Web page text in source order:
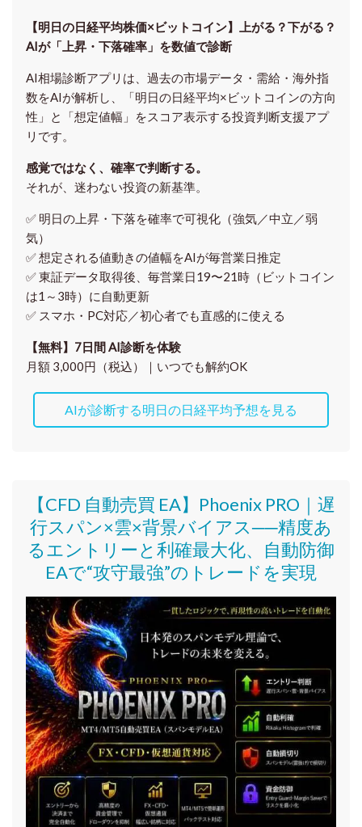
【明日の⽇経平均株価×ビットコイン】上がる？下がる？
AIが「上昇・下落確率」を数値で診断
AI相場診断アプリは、過去の市場データ・需給・海外指
数をAIが解析し、「明日の日経平均×ビットコインの方向
性」と「想定値幅」をスコア表示する投資判断支援アプ
リです。
感覚ではなく、確率で判断する。
それが、迷わない投資の新基準。
✅ 明日の上昇・下落を確率で可視化（強気／中立／弱
気）
✅ 想定される値動きの値幅をAIが毎営業日推定
✅ 東証データ取得後、 毎営業日19〜21時（ビットコイン
は1～3時）に自動更新
✅ スマホ・PC対応／初心者でも直感的に使える
【無料】7日間 AI診断を体験
月額 3,000円（税込）｜いつでも解約OK
AIが診断する明日の日経平均予想を見る
【CFD 自動売買 EA】Phoenix PRO｜遅
行スパン×雲×背景バイアス──精度あ
るエントリーと利確最大化、自動防御
EAで“攻守最強”のトレードを実現